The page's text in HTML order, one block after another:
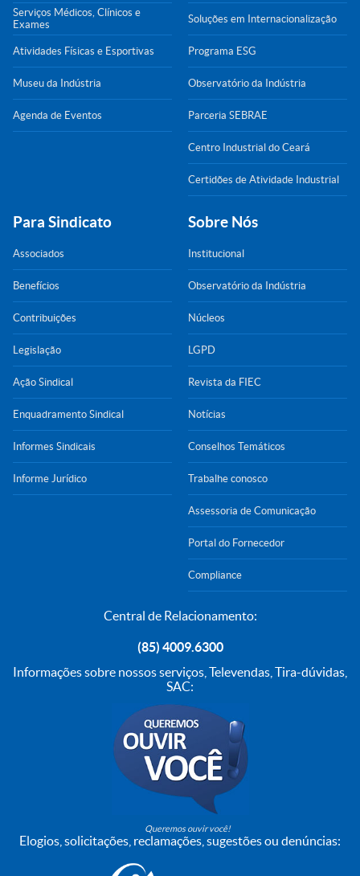
Serviços Médicos, Clínicos e
Exames
Atividades Físicas e Esportivas
Museu da Indústria
Agenda de Eventos
Soluções em Internacionalização
Programa ESG
Observatório da Indústria
Parceria SEBRAE
Centro Industrial do Ceará
Certidões de Atividade Industrial
Para Sindicato
Associados
Benefícios
Contribuições
Legislação
Ação Sindical
Enquadramento Sindical
Informes Sindicais
Informe Jurídico
Sobre Nós
Institucional
Observatório da Indústria
Núcleos
LGPD
Revista da FIEC
Notícias
Conselhos Temáticos
Trabalhe conosco
Assessoria de Comunicação
Portal do Fornecedor
Compliance
Central de Relacionamento:
(85) 4009.6300
Informações sobre nossos serviços, Televendas, Tira-dúvidas,
SAC:
Queremos ouvir você!
Elogios, solicitações, reclamações, sugestões ou denúncias: